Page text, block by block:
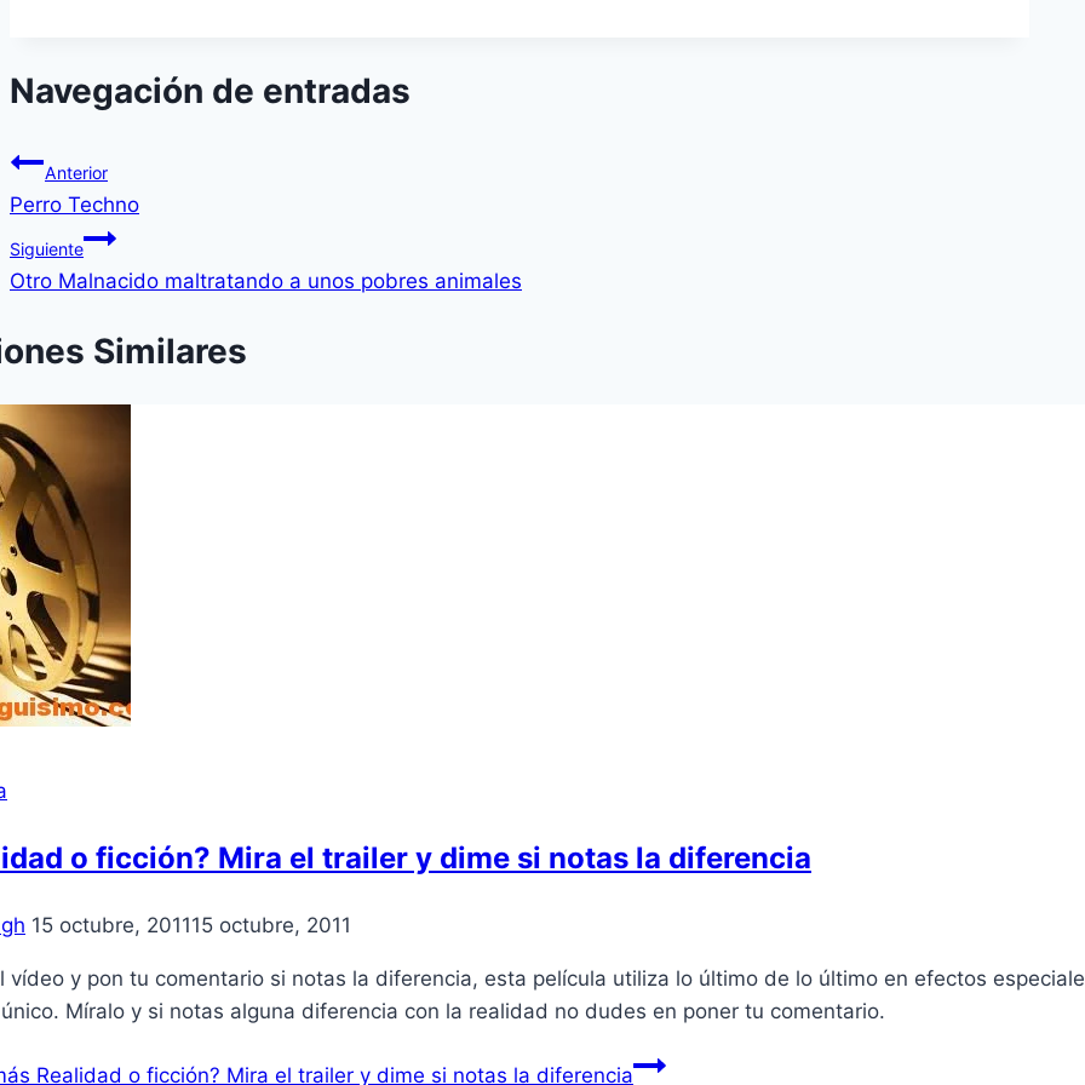
Navegación de entradas
Anterior
Perro Techno
Siguiente
Otro Malnacido maltratando a unos pobres animales
Similares
o ficción? Mira el trailer y dime si notas la diferencia
15 octubre, 201115 octubre, 2011
ví­deo y pon tu comentario si notas la diferencia, esta pelí­cula utiliza lo último de lo último en efectos
Mí­ralo y si notas alguna diferencia con la realidad no dudes en poner tu comentario.
Realidad o ficción? Mira el trailer y dime si notas la diferencia